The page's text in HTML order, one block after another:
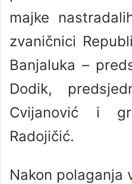
majke
zvaničnici
Banjaluka –
Dodik,
Cvijanović i
Radojičić.
Nakon polaganja